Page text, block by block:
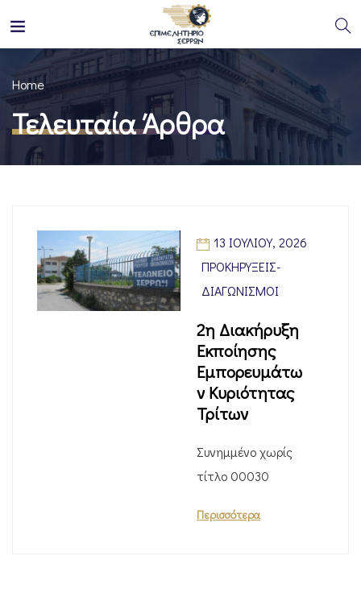
Home
Τελευταία Άρθρα
13 ΙΟΥΛΊΟΥ, 2026
ΠΡΟΚΗΡΎΞΕΙΣ-
ΔΙΑΓΩΝΙΣΜΟΊ
2η Διακήρυξη
Εκποίησης
Εμπορευμάτω
ν Κυριότητας
Τρίτων
Συνημμένο χωρίς
τίτλο 00030
Περισσότερα